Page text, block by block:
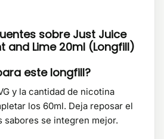
sobre Just Juice
and Lime 20ml (Longfill)
este longfill?
y la cantidad de nicotina
los 60ml. Deja reposar el
sabores se integren mejor.